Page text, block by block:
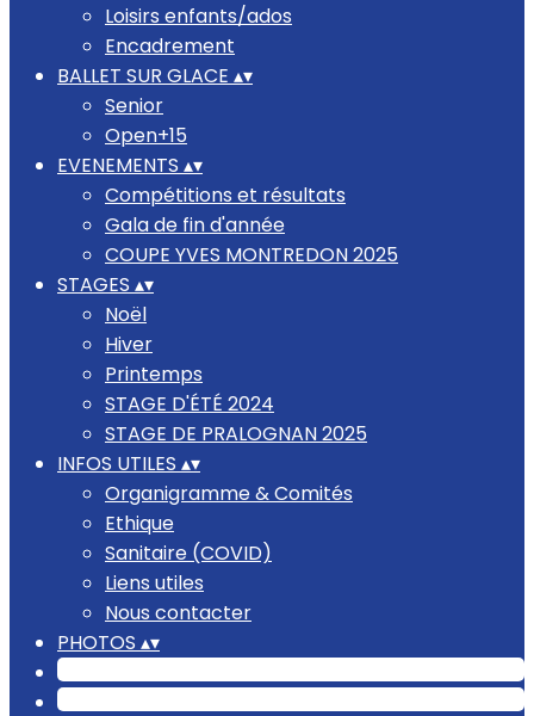
Loisirs enfants/ados
Encadrement
BALLET SUR GLACE ▴▾
Senior
Open+15
EVENEMENTS ▴▾
Compétitions et résultats
Gala de fin d'année
COUPE YVES MONTREDON 2025
STAGES ▴▾
Noël
Hiver
Printemps
STAGE D'ÉTÉ 2024
STAGE DE PRALOGNAN 2025
INFOS UTILES ▴▾
Organigramme & Comités
Ethique
Sanitaire (COVID)
Liens utiles
Nous contacter
PHOTOS ▴▾